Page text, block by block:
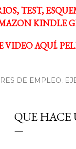
TEST,
KINDLE
VIDEO AQUÍ.
DE EMPLEO.
QUE